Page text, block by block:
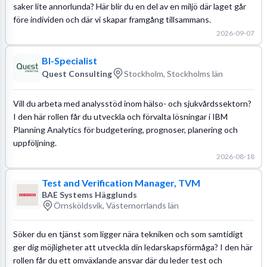
saker lite annorlunda? Här blir du en del av en miljö där laget går
före individen och där vi skapar framgång tillsammans.
2026-09-07
BI-Specialist
Quest Consulting Stockholm, Stockholms län
Vill du arbeta med analysstöd inom hälso- och sjukvårdssektorn?
I den här rollen får du utveckla och förvalta lösningar i IBM
Planning Analytics för budgetering, prognoser, planering och
uppföljning.
2026-08-18
Test and Verification Manager, TVM
BAE Systems Hägglunds
Örnsköldsvik, Västernorrlands län
Söker du en tjänst som ligger nära tekniken och som samtidigt
ger dig möjligheter att utveckla din ledarskapsförmåga? I den här
rollen får du ett omväxlande ansvar där du leder test och